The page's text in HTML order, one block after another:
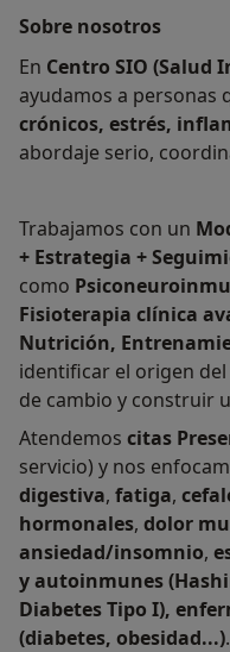
Sobre nosotros
En Centro SIO
ayudamos a personas
crónicos, estrés,
abordaje serio,
Trabajamos con un
+ Estrategia +
como
Fisioterapia clínica
Nutrición,
identificar el origen
de cambio y construir
Atendemos citas
servicio) y nos
digestiva, fatiga,
hormonales, dolor
ansiedad/insomnio,
y autoinmunes
Diabetes Tipo I),
(diabetes, obesidad...).